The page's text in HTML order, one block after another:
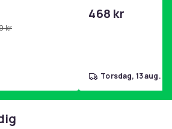
kr
468 kr
torsdag, 13 aug.